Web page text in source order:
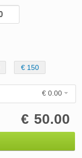
€ 150
€ 0.00
50.00
€